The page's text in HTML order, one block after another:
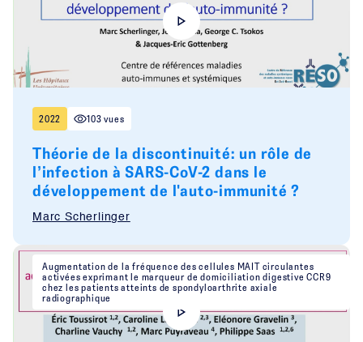
2022 103 vues
Théorie de la discontinuité: un rôle de
l’infection à SARS-CoV-2 dans le
développement de l'auto-immunité ?
Marc Scherlinger
Augmentation de la fréquence des cellules MAIT circulantes
activées exprimant le marqueur de domiciliation digestive CCR9
chez les patients atteints de spondyloarthrite axiale
radiographique